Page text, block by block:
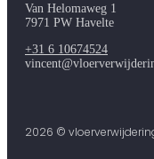
Van Helomaweg 1
7971 PW Havelte
+31 6 10674524
2026 ©